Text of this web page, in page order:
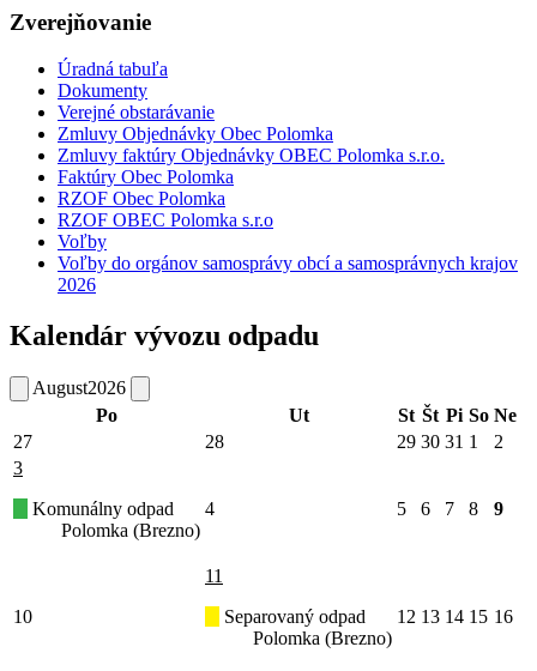
Zverejňovanie
Úradná tabuľa
Dokumenty
Verejné obstarávanie
Zmluvy Objednávky Obec Polomka
Zmluvy faktúry Objednávky OBEC Polomka s.r.o.
Faktúry Obec Polomka
RZOF Obec Polomka
RZOF OBEC Polomka s.r.o
Voľby
Voľby do orgánov samosprávy obcí a samosprávnych krajov
2026
Kalendár vývozu odpadu
August2026
Po
Ut St Št Pi So Ne
27
28 29 30 31 1
2
3
Komunálny odpad
Polomka (Brezno)
4 5 6 7 8 9
10
11
Separovaný odpad
Polomka (Brezno)
12 13 14 15 16